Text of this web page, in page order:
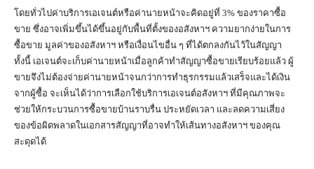
โดยทั่วไปค่าบริการเอเจนต์หรือค่านายหน้าจะคิดอยู่ที่ 3% ของราคาซื้อ
ขาย ซึ่งอาจเพิ่มขึ้นได้ขึ้นอยู่กับพื้นที่ตั้งของอสังหาฯ ความยากง่ายในการ
ซื้อขาย มูลค่าของอสังหาฯ หรือเงื่อนไขอื่น ๆ ที่ได้ตกลงกันไว้ในสัญญา
ทั้งนี้ เอเจนต์จะเก็บค่านายหน้าเมื่อลูกค้าทำสัญญาซื้อขายเรียบร้อยแล้ว ผู้
ขายจึงไม่ต้องจ่ายค่านายหน้าจนกว่าการทำธุรกรรมแล้วเสร็จและได้เงิน
จากผู้ซื้อ จะเห็นได้ว่าการเลือกใช้บริการเอเจนต์อสังหาฯ ที่มีคุณภาพจะ
ช่วยให้กระบวนการซื้อขายบ้านราบรื่น ประหยัดเวลา และลดความเสี่ยง
ของข้อผิดพลาดในเอกสารสัญญาที่อาจทำให้เส้นทางอสังหาฯ ของคุณ
สะดุดได้